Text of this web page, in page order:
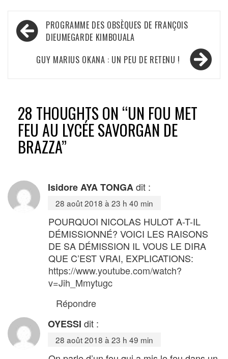
Navigation
de
l’article
PROGRAMME DES OBSÈQUES DE FRANÇOIS
DIEUMEGARDE KIMBOUALA
GUY MARIUS OKANA : UN PEU DE RETENU !
28 THOUGHTS ON “UN FOU MET
FEU AU LYCÉE SAVORGAN DE
BRAZZA”
Isidore AYA TONGAdit :
28 août 2018 à 23 h 40 min
POURQUOI NICOLAS HULOT A-T-IL
DÉMISSIONNÉ? VOICI LES RAISONS
DE SA DÉMISSION IL VOUS LE DIRA
QUE C’EST VRAI, EXPLICATIONS:
https://www.youtube.com/watch?
v=Jih_Mmytugc
Répondre
OYESSI dit :
28 août 2018 à 23 h 49 min